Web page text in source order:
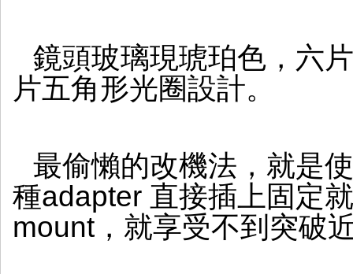
鏡頭玻璃現琥珀色，六
片五角形光圈設計。
最偷懶的改機法，就是
種adapter 直接插上固定
mount，就享受不到突破